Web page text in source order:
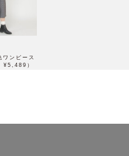
ワンピース
¥5,489）